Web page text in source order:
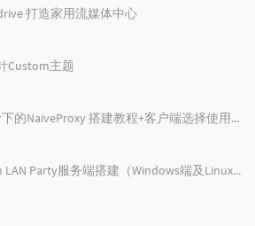
打造家用流媒体中心
Custom主题
VLESS总被识别？Docker下的NaiveProxy 搭建教程+客户端选择使用及配置
虚拟局域网工具UsbEAm LAN Party服务端搭建（Windows端及Linux端）